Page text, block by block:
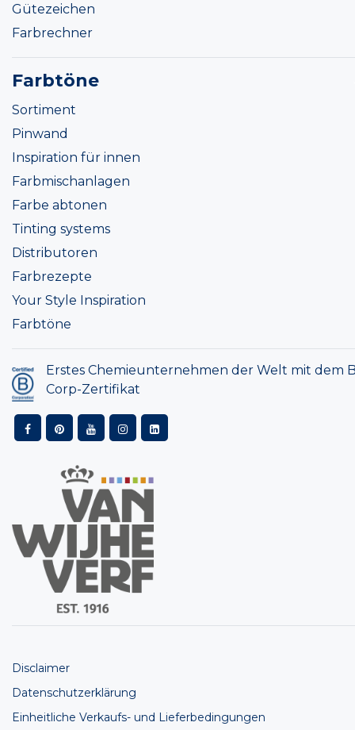
Gütezeichen
Farbrechner
Farbtöne
Sortiment
Pinwand
Inspiration für innen
Farbmischanlagen
Farbe abtonen
Tinting systems
Distributoren
Farbrezepte
Your Style Inspiration
Farbtöne
Erstes Chemieunternehmen der Welt mit dem
Corp-Zertifikat
Disclaimer
Datenschutzerklärung
Einheitliche Verkaufs- und Lieferbedingungen